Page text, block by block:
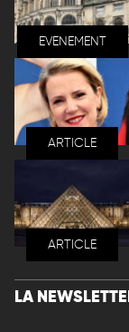
EVENEMENT
ARTICLE
ARTICLE
LA